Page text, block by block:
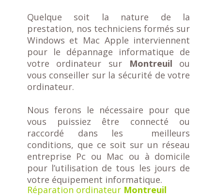
Quelque soit la nature de la
prestation, nos techniciens formés sur
Windows et Mac Apple interviennent
pour le dépannage informatique de
votre ordinateur sur Montreuil ou
vous conseiller sur la sécurité de votre
ordinateur.
Nous ferons le nécessaire pour que
vous puissiez être connecté ou
raccordé dans les meilleurs
conditions, que ce soit sur un réseau
entreprise Pc ou Mac ou à domicile
pour l’utilisation de tous les jours de
votre équipement informatique.
Réparation ordinateur Montreuil